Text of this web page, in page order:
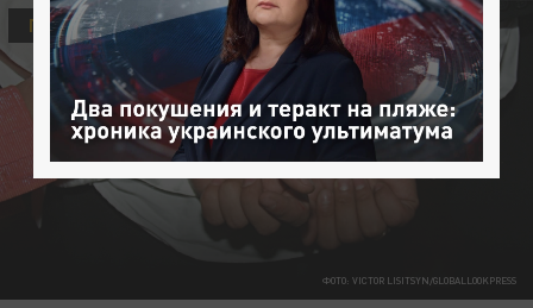
ФОТО: VICTOR LISITSYN/GLOBALLOOKPRESS
ПРОИСШЕСТВИЯ